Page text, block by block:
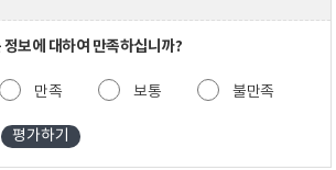
보에 대하여 만족하십니까?
만족 보통 불만족